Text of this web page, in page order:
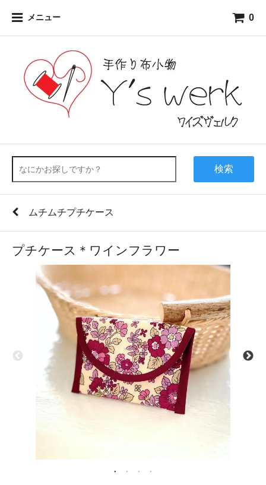
メニュー 0
検索
ムチムチプチケース
プチケース＊ワインフラワー